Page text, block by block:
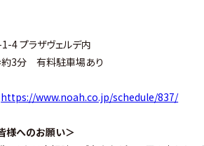
4 プラザヴェルデ内
約3分 有料駐車場あり
https://www.noah.co.jp/schedule/837/
様へのお願い＞